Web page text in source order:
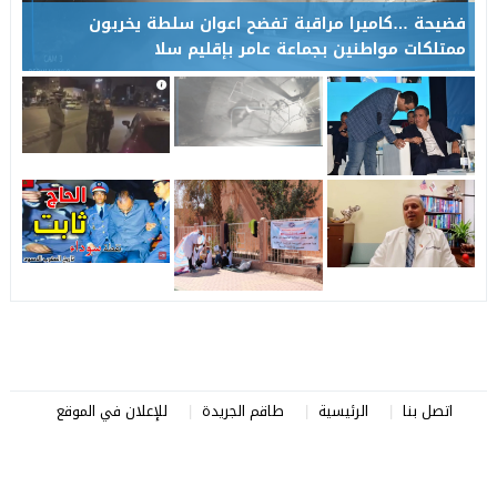
فضيحة …كاميرا مراقبة تفضح اعوان سلطة يخربون
ممتلكات مواطنين بجماعة عامر بإقليم سلا
اتصل بنا الرئيسية طاقم الجريدة
للإعلان في الموقع